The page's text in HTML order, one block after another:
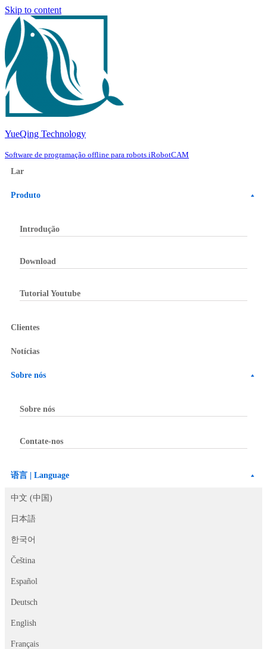
Skip to content
YueQing Technology
Software de programação offline para robots iRobotCAM
Lar
Produto
Introdução
Download
Tutorial Youtube
Clientes
Notícias
Sobre nós
Sobre nós
Contate-nos
语言 | Language
中文 (中国)
日本語
한국어
Čeština
Español
Deutsch
English
Français